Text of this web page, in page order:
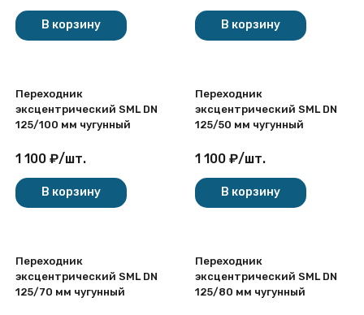
В корзину В корзину
Переходник
эксцентрический SML DN
125/100 мм чугунный
1 100 ₽/шт.
В корзину
Переходник
эксцентрический SML DN
125/50 мм чугунный
1 100 ₽/шт.
В корзину
Переходник
эксцентрический SML DN
125/70 мм чугунный
Переходник
эксцентрический SML DN
125/80 мм чугунный